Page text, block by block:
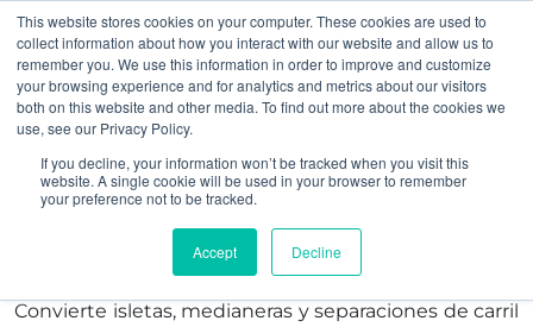
This website stores cookies on your computer. These cookies are used to
collect information about how you interact with our website and allow us to
remember you. We use this information in order to improve and customize
your browsing experience and for analytics and metrics about our visitors
both on this website and other media. To find out more about the cookies we
use, see our Privacy Policy.
If you decline, your information won’t be tracked when you visit this
website. A single cookie will be used in your browser to remember
your preference not to be tracked.
Accept Decline
Bordillo Isleta de
plástico reciclado
Convierte isletas, medianeras y separaciones de carril